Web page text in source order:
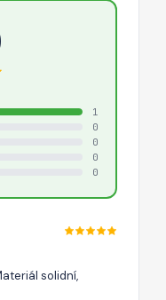
1
0
0
0
0
solidní,